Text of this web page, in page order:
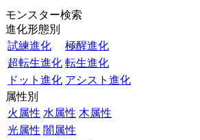
モンスター検索
進化形態別
試練進化
極醒進化
超転生進化 転生進化
ドット進化 アシスト進化
属性別
火属性 水属性 木属性
光属性 闇属性